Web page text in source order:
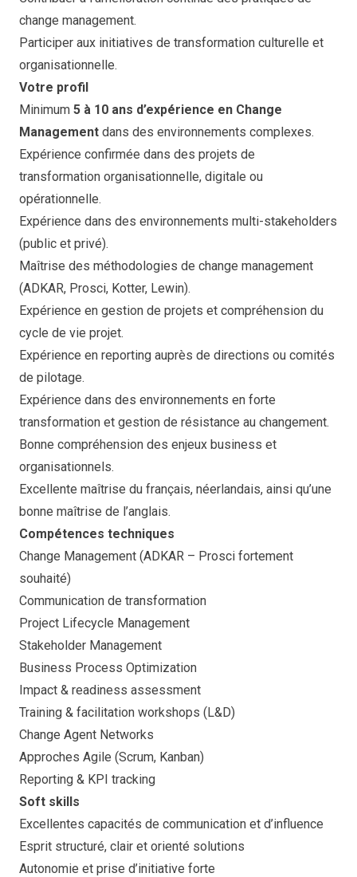
change management.
Participer aux initiatives de transformation culturelle et
organisationnelle.
Votre profil
Minimum 5 à 10 ans d’expérience en Change
Management dans des environnements complexes.
Expérience confirmée dans des projets de
transformation organisationnelle, digitale ou
opérationnelle.
Expérience dans des environnements multi-stakeholders
(public et privé).
Maîtrise des méthodologies de change management
(ADKAR, Prosci, Kotter, Lewin).
Expérience en gestion de projets et compréhension du
cycle de vie projet.
Expérience en reporting auprès de directions ou comités
de pilotage.
Expérience dans des environnements en forte
transformation et gestion de résistance au changement.
Bonne compréhension des enjeux business et
organisationnels.
Excellente maîtrise du français, néerlandais, ainsi qu’une
bonne maîtrise de l’anglais.
Compétences techniques
Change Management (ADKAR – Prosci fortement
souhaité)
Communication de transformation
Project Lifecycle Management
Stakeholder Management
Business Process Optimization
Impact & readiness assessment
Training & facilitation workshops (L&D)
Change Agent Networks
Approches Agile (Scrum, Kanban)
Reporting & KPI tracking
Soft skills
Excellentes capacités de communication et d’influence
Esprit structuré, clair et orienté solutions
Autonomie et prise d’initiative forte